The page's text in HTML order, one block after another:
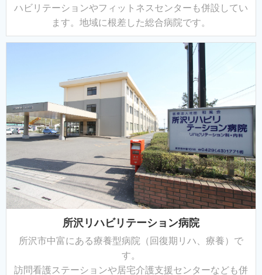
ハビリテーションやフィットネスセンターも併設してい
ます。地域に根差した総合病院です。
所沢リハビリテーション病院
所沢市中富にある療養型病院（回復期リハ、療養）で
す。
訪問看護ステーションや居宅介護支援センターなども併